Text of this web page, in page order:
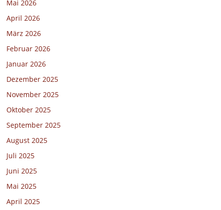
Mai 2026
April 2026
März 2026
Februar 2026
Januar 2026
Dezember 2025
November 2025
Oktober 2025
September 2025
August 2025
Juli 2025
Juni 2025
Mai 2025
April 2025